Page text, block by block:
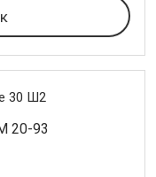
20-93